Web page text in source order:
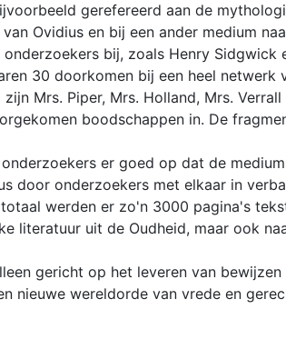
gerefereerd aan de
Ovidius en bij een ander medium
bij, zoals Henry Sidgwick
30 doorkomen bij een heel
Mrs. Piper, Mrs. Holland, Mrs.
boodschappen in. De
er goed op dat de
door onderzoekers met elkaar in
werden er zo'n 3000 pagina's
literatuur uit de Oudheid, maar ook
gericht op het leveren van
nieuwe wereldorde van vrede en